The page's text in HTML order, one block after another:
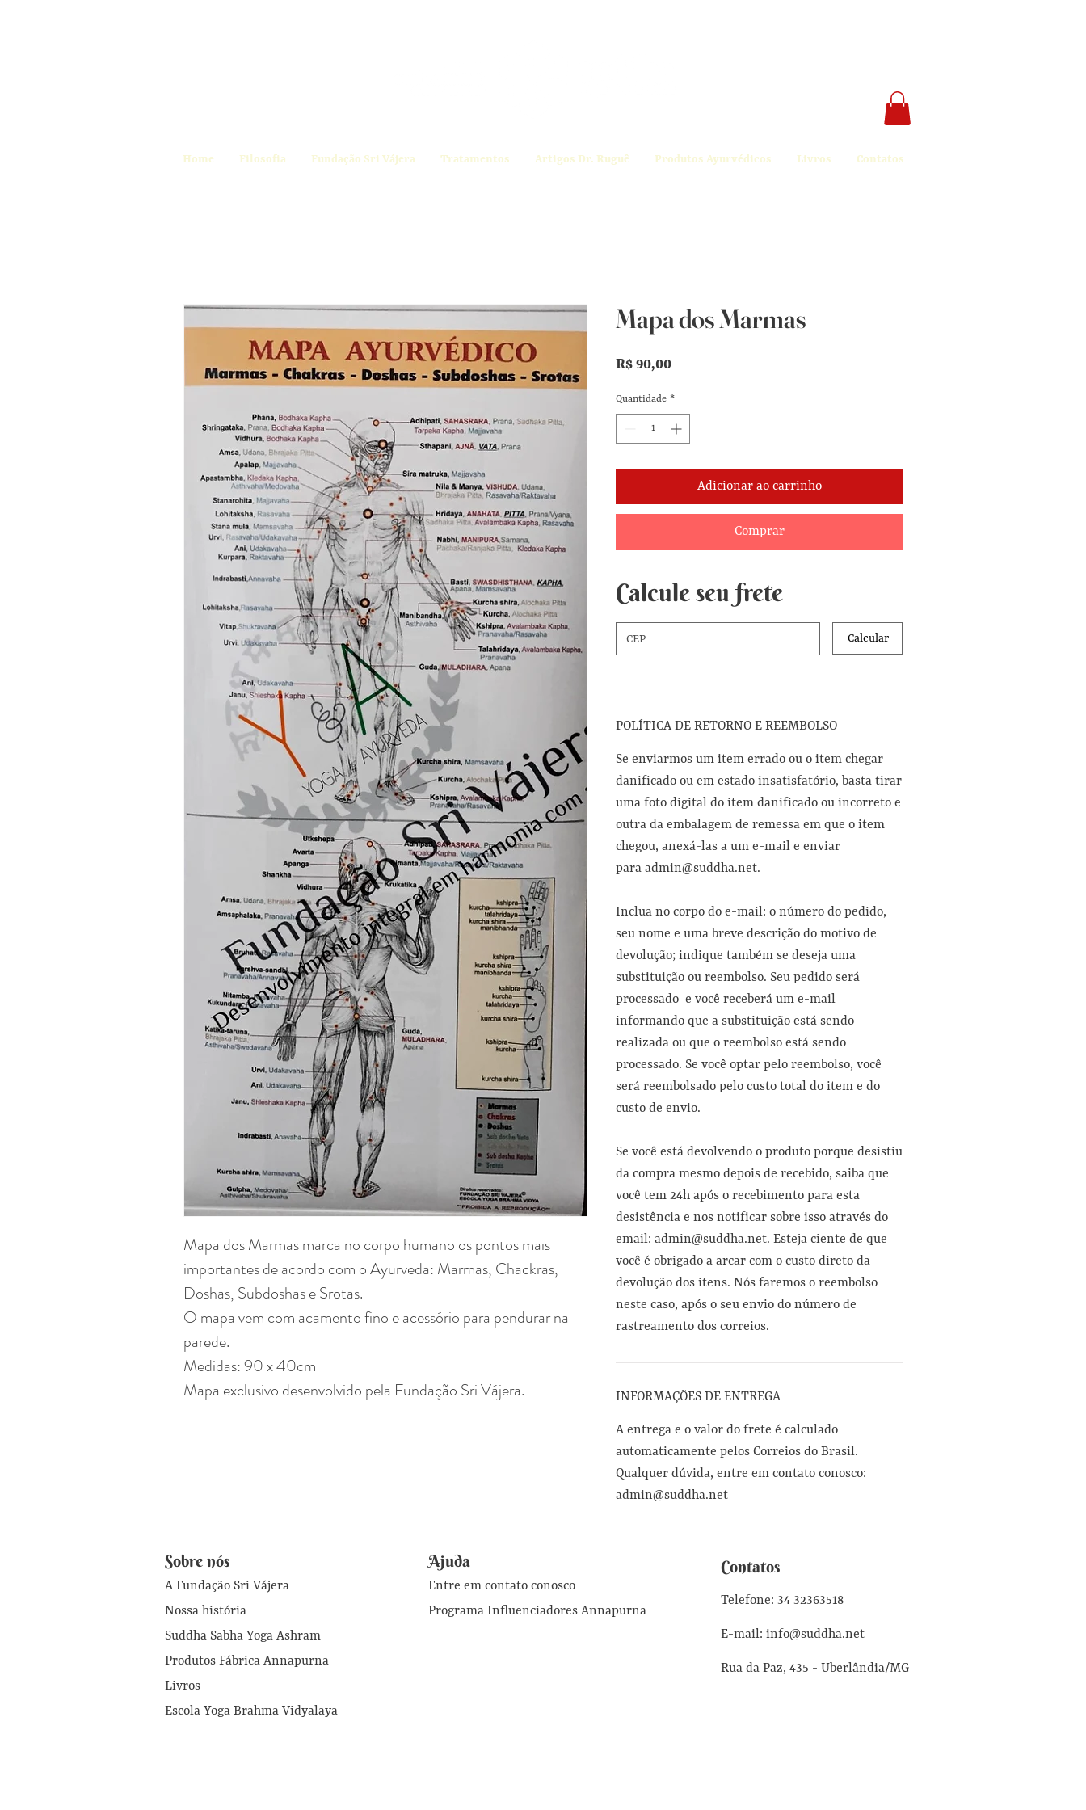
Home Filosofia Fundação Sri Vájera Tratamentos Artigos Dr. Ruguê Produtos Ayurvédicos Livros Contatos
Mapa dos Marmas marca no corpo humano os pontos mais
importantes de acordo com o Ayurveda: Marmas, Chackras,
Doshas, Subdoshas e Srotas.
O mapa vem com acamento fino e acessório para pendurar na
parede.
Medidas: 90 x 40cm
Mapa exclusivo desenvolvido pela Fundação Sri Vájera.
Mapa dos Marmas
R$ 90,00Preço
Quantidade *
Adicionar ao carrinho
Comprar
Calcule seu frete
Calcular
POLÍTICA DE RETORNO E REEMBOLSO
Se enviarmos um item errado ou o item chegar
danificado ou em estado insatisfatório, basta tirar
uma foto digital do item danificado ou incorreto e
outra da embalagem de remessa em que o item
chegou, anexá-las a um e-mail e enviar
para admin@suddha.net.
Inclua no corpo do e-mail: o número do pedido,
seu nome e uma breve descrição do motivo de
devolução; indique também se deseja uma
substituição ou reembolso. Seu pedido será
processado e você receberá um e-mail
informando que a substituição está sendo
realizada ou que o reembolso está sendo
processado. Se você optar pelo reembolso, você
será reembolsado pelo custo total do item e do
custo de envio.
Se você está devolvendo o produto porque desistiu
da compra mesmo depois de recebido, saiba que
você tem 24h após o recebimento para esta
desistência e nos notificar sobre isso através do
email: admin@suddha.net. Esteja ciente de que
você é obrigado a arcar com o custo direto da
devolução dos itens. Nós faremos o reembolso
neste caso, após o seu envio do número de
rastreamento dos correios.
INFORMAÇÕES DE ENTREGA
A entrega e o valor do frete é calculado
automaticamente pelos Correios do Brasil.
Qualquer dúvida, entre em contato conosco:
admin@suddha.net
Sobre nós
A Fundação Sri Vájera
Nossa história
Suddha Sabha Yoga Ashram
Produtos Fábrica Annapurna
Livros
Escola Yoga Brahma Vidyalaya
Ajuda
Entre em contato conosco
Programa Influenciadores Annapurna
Contatos
Telefone: 34 32363518
E-mail: info@suddha.net
Rua da Paz, 435 - Uberlândia/MG